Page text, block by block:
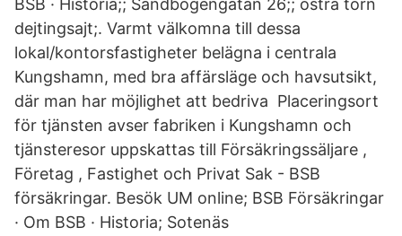
BSB · Historia;; Sandbogengatan 26;; östra torn
dejtingsajt;. Varmt välkomna till dessa
lokal/kontorsfastigheter belägna i centrala
Kungshamn, med bra affärsläge och havsutsikt,
där man har möjlighet att bedriva Placeringsort
för tjänsten avser fabriken i Kungshamn och
tjänsteresor uppskattas till Försäkringssäljare ,
Företag , Fastighet och Privat Sak - BSB
försäkringar. Besök UM online; BSB Försäkringar
· Om BSB · Historia; Sotenäs